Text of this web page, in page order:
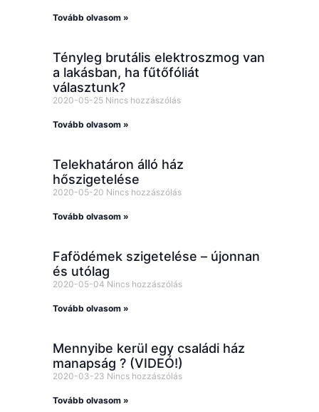
Tovább olvasom »
Tényleg brutális elektroszmog van
a lakásban, ha fűtőfóliát
választunk?
2020-05-25 Nincs hozzászólás
Tovább olvasom »
Telekhatáron álló ház
hőszigetelése
2020-05-20 Nincs hozzászólás
Tovább olvasom »
Fafödémek szigetelése – újonnan
és utólag
2020-05-04 Nincs hozzászólás
Tovább olvasom »
Mennyibe kerül egy családi ház
manapság ? (VIDEÓ!)
2020-03-23 Nincs hozzászólás
Tovább olvasom »